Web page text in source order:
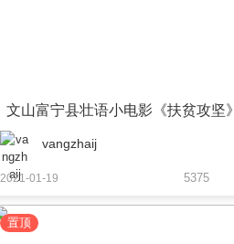
文山富宁县壮语小电影《扶贫攻坚》
vangzhaij
2021-01-19 5375
置顶